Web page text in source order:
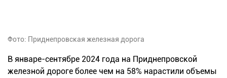
Фото: Приднепровская железная дорога
В январе-сентябре 2024 года на Приднепровской
железной дороге более чем на 58% нарастили объемы